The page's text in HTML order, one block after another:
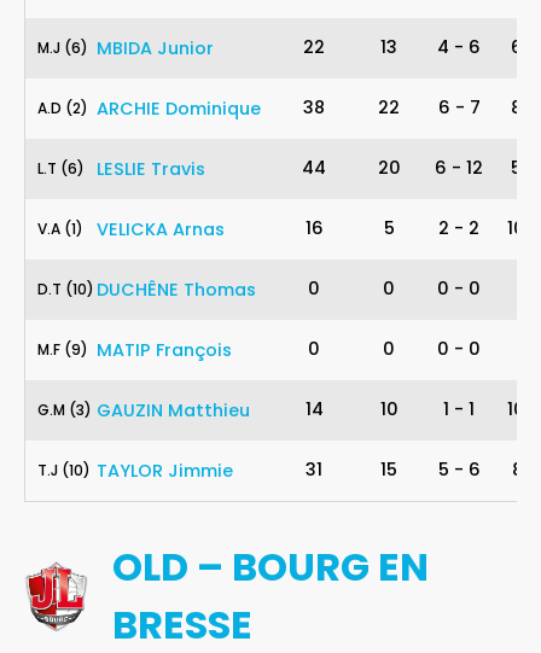
6 MBIDA Junior
M.J (6) 22 13 4 - 6
2 ARCHIE Dominique
A.D (2) 38 22 6 - 7
6 LESLIE Travis
L.T (6) 44 20 6 - 12
1 VELICKA Arnas
V.A (1) 16 5 2 - 2
10 DUCHÊNE Thomas
D.T (10) 0 0 0 - 0
9 MATIP François
M.F (9) 0 0 0 - 0
3 GAUZIN Matthieu
G.M (3) 14 10 1 - 1
10 TAYLOR Jimmie
T.J (10) 31 15 5 - 6
OLD – BOURG EN
BRESSE